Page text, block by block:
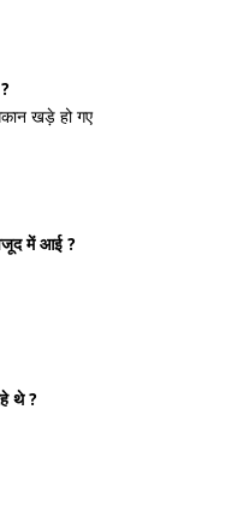
खड़े हो गए
में आई ?
थे ?